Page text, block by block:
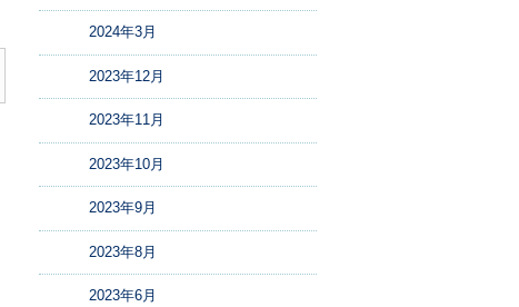
2024年3月
2023年12月
2023年11月
2023年10月
2023年9月
2023年8月
2023年6月